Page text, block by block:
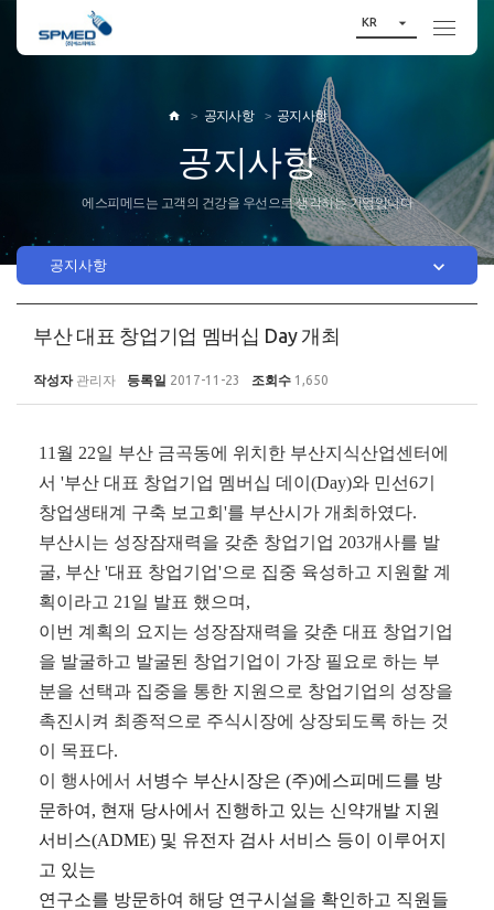
KR 
 공지사항 공지사항
공지사항
에스피메드는 고객의 건강을 우선으로 생각하는 기업입니다
공지사항 
부산 대표 창업기업 멤버십 Day 개최
작성자 관리자 등록일 2017-11-23 조회수 1,650
11 월 22일 부산 금곡동에 위치한 부산지식산업센터에
서 '부산 대표 창업기업 멤버십 데이 (Day)와 민선6기
창업생태계 구축 보고회 '를 부산시가 개최하였다.
부산시는 성장잠재력을 갖춘 창업기업 203개사를 발
굴, 부산 '대표 창업기업'으로 집중 육성하고 지원할 계
획이라고 21 일 발표 했으며 ,
이번 계획의 요지는 성장잠재력을 갖춘 대표 창업기업
을 발굴하고 발굴된 창업기업이 가장 필요로 하는 부
분을 선택과 집중을 통한 지원으로 창업기업의 성장을
촉진시켜 최종적으로 주식시장에 상장되도록 하는 것
이 목표다.
이 행사에서 서병수 부산시장은 (주)에스피메드를 방
문하여 , 현재 당사에서 진행하고 있는 신약개발 지원
서비스(ADME) 및 유전자 검사 서비스 등이 이루어지
고 있는
연구소를 방문하여 해당 연구시설을 확인하고 직원들